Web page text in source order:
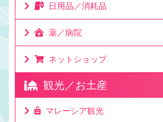
日用品／消耗品
薬／病院
ネットショップ
観光／お土産
マレーシア観光